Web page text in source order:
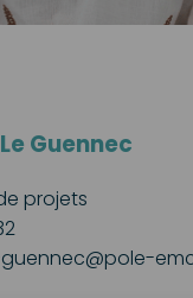
Guennec
projets